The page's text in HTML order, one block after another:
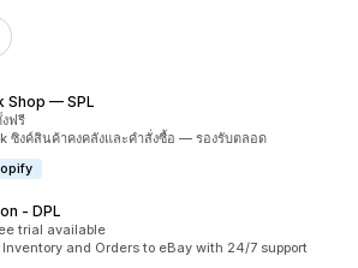
Shop — SPL
ฟรี
ซิงค์สินค้าคงคลังและคำสั่งซื้อ — รองรับตลอด
‑ DPL
trial available
and Orders to eBay with 24/7 support